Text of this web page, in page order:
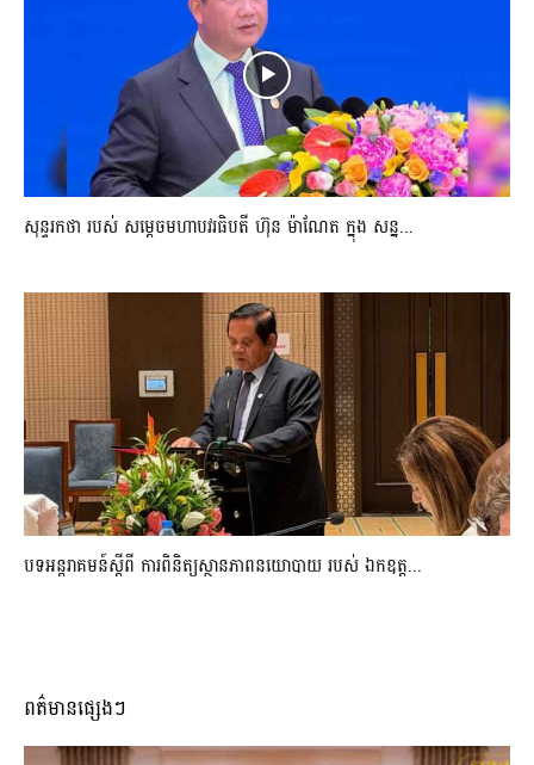
សុន្ទរកថា របស់ សម្ដេចមហាបវរធិបតី ហ៊ុន ម៉ាណែត ក្នុង សន្ន...
បទអន្តរាគមន៍ស្តីពី ការពិនិត្យស្ថានភាពនយោបាយ របស់ ឯកឧត្ត...
ពត៌មានផ្សេងៗ